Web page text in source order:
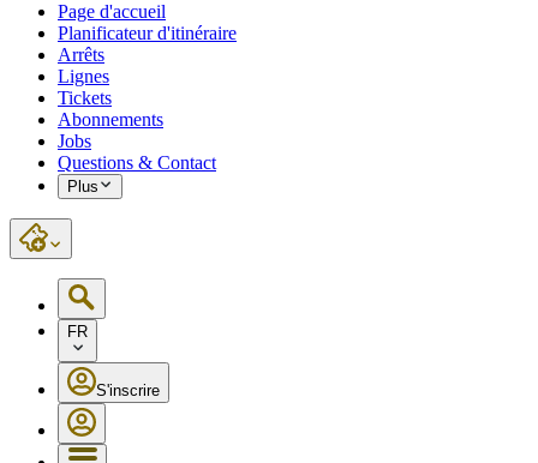
Page d'accueil
Planificateur d'itinéraire
Arrêts
Lignes
Tickets
Abonnements
Jobs
Questions & Contact
Plus
FR
S'inscrire